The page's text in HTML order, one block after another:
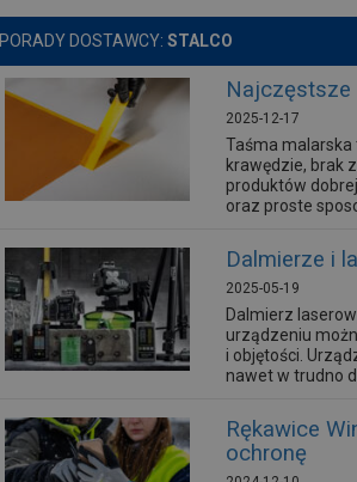
PORADY DOSTAWCY: STALCO
Najczęstsze
2025-12-17
Taśma malarska
krawędzie, brak
produktów
oraz proste
Dalmierze i
2025-05-19
Dalmierz
urządzeniu
i objętości.
nawet w trudno
Rękawice
ochronę